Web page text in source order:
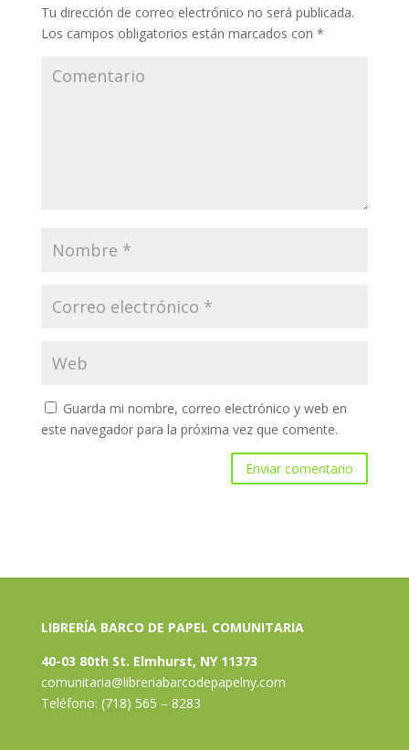
Tu dirección de correo electrónico no será publicada.
Los campos obligatorios están marcados con *
Guarda mi nombre, correo electrónico y web en
este navegador para la próxima vez que comente.
LIBRERÍA BARCO DE PAPEL COMUNITARIA
40-03 80th St. Elmhurst, NY 11373
comunitaria@libreriabarcodepapelny.com
Teléfono: (718) 565 – 8283